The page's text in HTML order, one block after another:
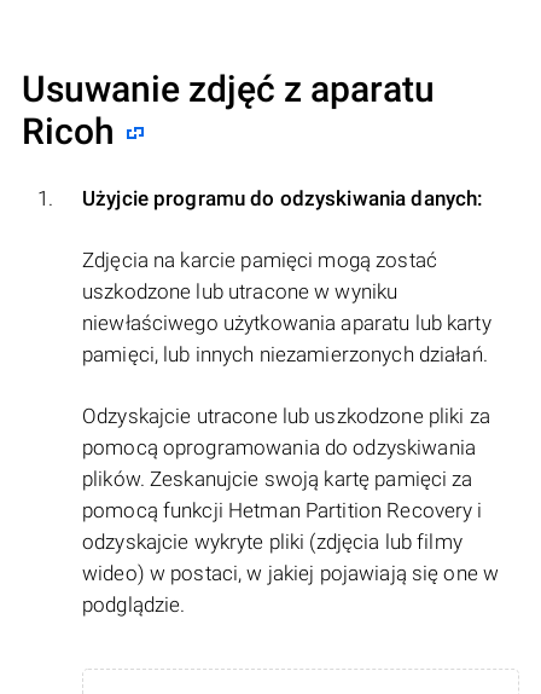
Usuwanie zdjęć z aparatu
Ricoh
Użyjcie programu do odzyskiwania danych:
Zdjęcia na karcie pamięci mogą zostać
uszkodzone lub utracone w wyniku
niewłaściwego użytkowania aparatu lub karty
pamięci, lub innych niezamierzonych działań.
Odzyskajcie utracone lub uszkodzone pliki za
pomocą oprogramowania do odzyskiwania
plików. Zeskanujcie swoją kartę pamięci za
pomocą funkcji Hetman Partition Recovery i
odzyskajcie wykryte pliki (zdjęcia lub filmy
wideo) w postaci, w jakiej pojawiają się one w
podglądzie.